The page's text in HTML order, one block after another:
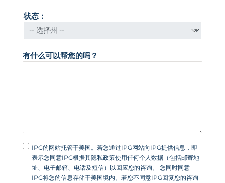
状态：
有什么可以帮您的吗？
IPG的网站托管于美国。若您通过IPG网站向IPG提供信息，即
表示您同意IPG根据其隐私政策使用任何个人数据（包括邮寄地
址、电子邮箱、电话及短信）以回应您的咨询。 您同时同意
IPG将您的信息存储于美国境内。若您不同意IPG回复您的咨询